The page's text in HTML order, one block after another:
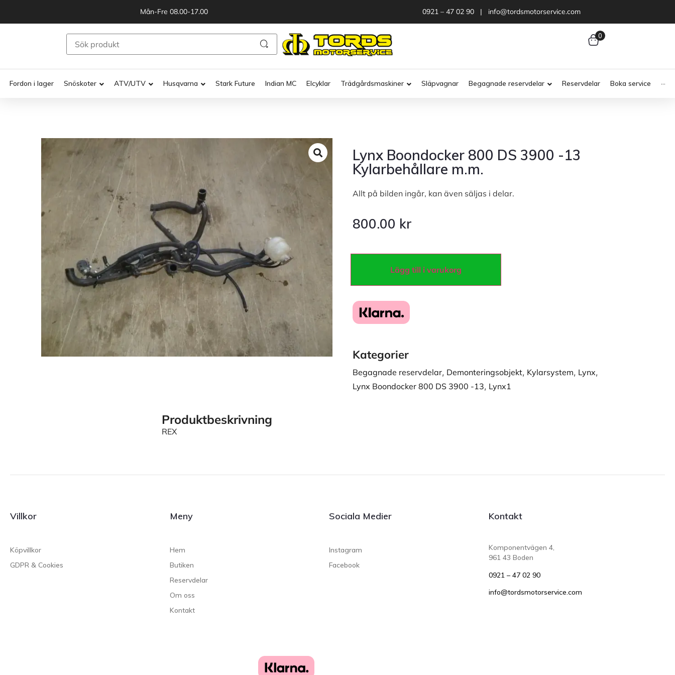
Mån-Fre 08.00-17.00 0921 – 47 02 90 | info@tordsmotorservice.com
0
Fordon i lager Snöskoter ATV/UTV Husqvarna Stark Future Indian MC Elcyklar Trädgårdsmaskiner Släpvagnar Begagnade reservdelar Reservdelar Boka service ···
Lynx Boondocker 800 DS 3900 -13
Kylarbehållare m.m.
Allt på bilden ingår, kan även säljas i delar.
800.00 kr
Lägg till i varukorg
Kategorier
Begagnade reservdelar, Demonteringsobjekt, Kylarsystem, Lynx,
Lynx Boondocker 800 DS 3900 -13, Lynx1
Produktbeskrivning
REX
Villkor
Köpvillkor
GDPR & Cookies
Meny
Hem
Butiken
Reservdelar
Om oss
Kontakt
Sociala Medier
Instagram
Facebook
Kontakt
Komponentvägen 4,
961 43 Boden
0921 – 47 02 90
info@tordsmotorservice.com